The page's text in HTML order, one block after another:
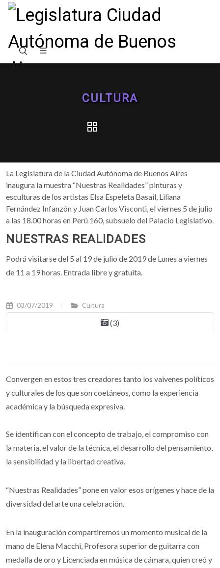
CULTURA
La Legislatura de la Ciudad Autónoma de Buenos Aires
inaugura la muestra “Nuestras Realidades” pinturas y
esculturas de los artistas Elsa Espeleta Basail, Liliana
Fernández Infanzón y Juan Carlos Visconti, el viernes 5 de julio
a las 18.00 horas en Perú 160, subsuelo del Palacio Legislativo.
NUESTRAS REALIDADES
Podrá visitarse del 5 al 19 de julio de 2019 de Lunes a viernes
de 11 a 19 horas. Entrada libre y gratuita.
03/07/2019 Cultura
(3)
Convergen en estos tres creadores tanto los vaivenes políticos
y culturales de los que son coetáneos, como la experiencia
académica y la búsqueda expresiva.
Se identifican con el concepto de trabajo, el compromiso con
la materia, el valor de la técnica, el desarrollo del pensamiento,
la sensibilidad y la libertad creativa.
“Nuestras Realidades” pone en valor esos orígenes y hace de la
diversidad del arte una celebración.
En la inauguración compartiremos un momento musical de la
mano de Elena Macchi, Profesora superior de guitarra con
medalla de oro y Licenciada en música de cámara, quien creó y